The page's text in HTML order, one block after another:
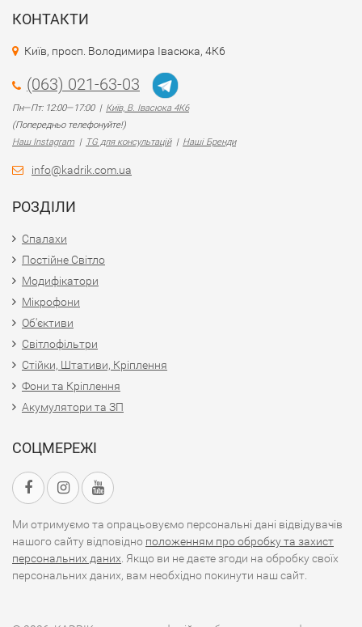
КОНТАКТИ
Київ, просп. Володимира Івасюка, 4К6
(063) 021-63-03
Пн—Пт: 12:00—17:00 | Київ, В. Івасюка 4К6
(Попередньо телефонуйте!)
Наш Instagram | TG для консультацій| Наші Бренди
info@kadrik.com.ua
РОЗДІЛИ
Спалахи
Постійне Світло
Модифікатори
Мікрофони
Об'єктиви
Світлофільтри
Стійки, Штативи, Кріплення
Фони та Кріплення
Акумулятори та ЗП
СОЦМЕРЕЖІ
Ми отримуємо та опрацьовуємо персональні дані відвідувачів
нашого сайту відповідно положенням про обробку та захист
персональних даних . Якщо ви не даєте згоди на обробку своїх
персональних даних, вам необхідно покинути наш сайт.